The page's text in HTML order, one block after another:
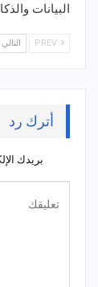
البيانات
التالي
أترك رد
بريدك